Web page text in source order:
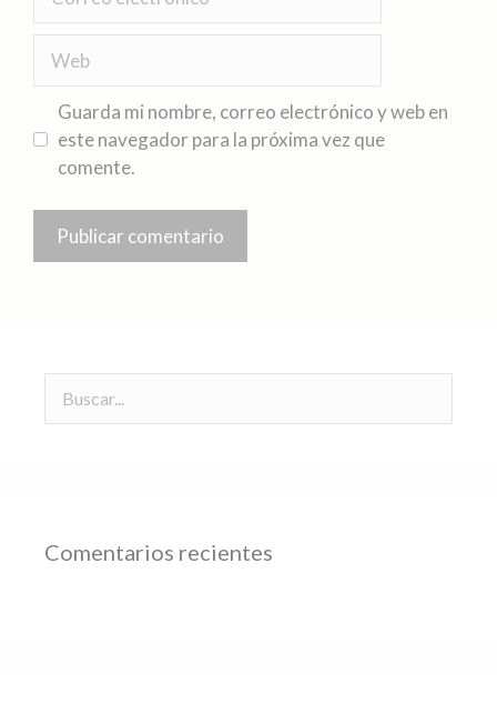
Guarda mi nombre, correo electrónico y web en
este navegador para la próxima vez que
comente.
Comentarios recientes